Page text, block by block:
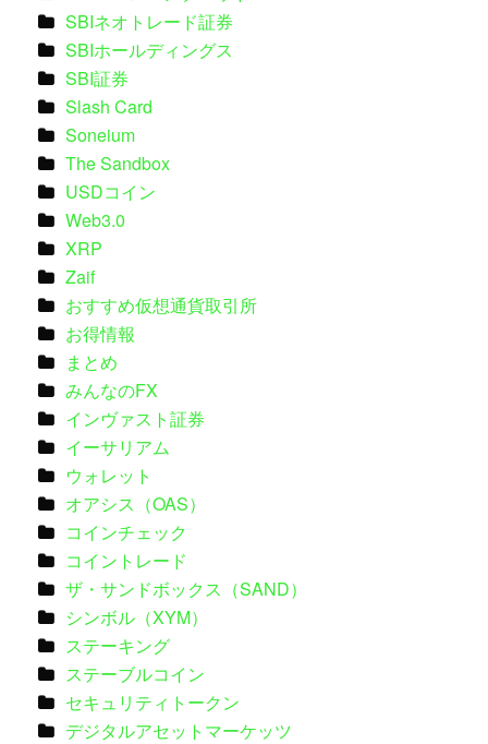
SBIネオトレード証券
SBIホールディングス
SBI証券
Slash Card
Soneium
The Sandbox
USDコイン
Web3.0
XRP
Zaif
おすすめ仮想通貨取引所
お得情報
まとめ
みんなのFX
インヴァスト証券
イーサリアム
ウォレット
オアシス（OAS）
コインチェック
コイントレード
ザ・サンドボックス（SAND）
シンボル（XYM）
ステーキング
ステーブルコイン
セキュリティトークン
デジタルアセットマーケッツ